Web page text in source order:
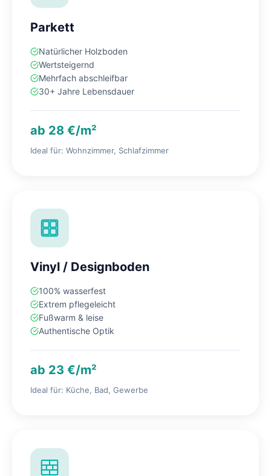
Parkett
Natürlicher Holzboden
Wertsteigernd
Mehrfach abschleifbar
30+ Jahre Lebensdauer
ab 28 €/m²
Ideal für: Wohnzimmer, Schlafzimmer
Vinyl / Designboden
100% wasserfest
Extrem pflegeleicht
Fußwarm & leise
Authentische Optik
ab 23 €/m²
Ideal für: Küche, Bad, Gewerbe